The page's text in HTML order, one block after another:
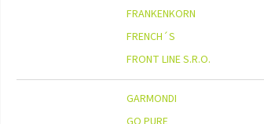
FRANKENKORN
FRENCH´S
FRONT LINE S.R.O.
GARMONDI